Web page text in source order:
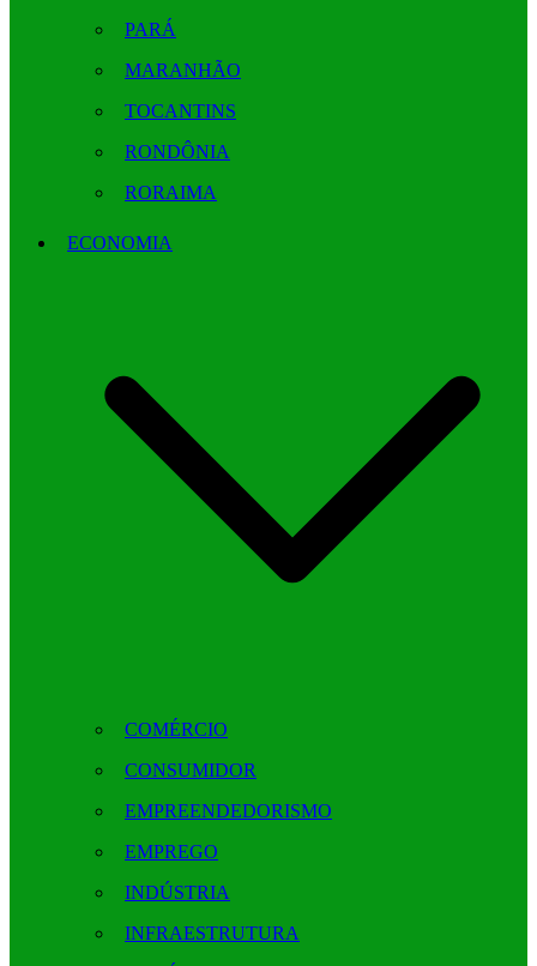
PARÁ
MARANHÃO
TOCANTINS
RONDÔNIA
RORAIMA
ECONOMIA
COMÉRCIO
CONSUMIDOR
EMPREENDEDORISMO
EMPREGO
INDÚSTRIA
INFRAESTRUTURA